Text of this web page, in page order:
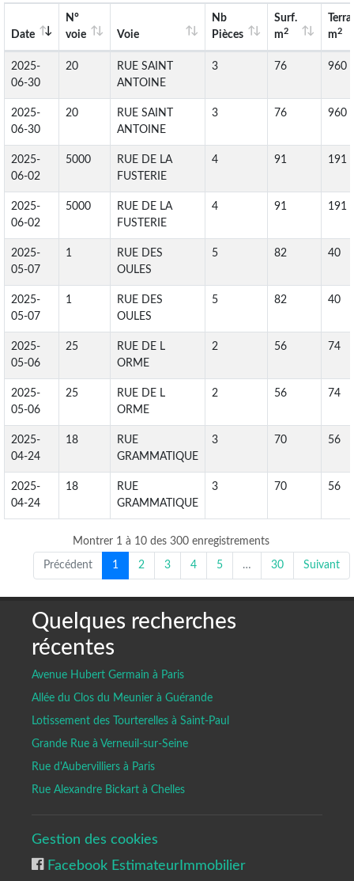
Date
N°
voie
Voie
Nb
Pièces
Surf.
m2
m2
2025-
06-30
20
RUE SAINT
ANTOINE
3 76 960
2025-
06-30
20
RUE SAINT
ANTOINE
3 76 960
2025-
06-02
5000
RUE DE LA
FUSTERIE
4 91 191
2025-
06-02
5000
RUE DE LA
FUSTERIE
4 91 191
2025-
05-07
1
RUE DES
OULES
5 82 40
2025-
05-07
1
RUE DES
OULES
5 82 40
2025-
05-06
25
RUE DE L
ORME
2 56 74
2025-
05-06
25
RUE DE L
ORME
2 56 74
2025-
04-24
18
RUE
GRAMMATIQUE
3 70 56
2025-
04-24
18
RUE
GRAMMATIQUE
3 70 56
Montrer 1 à 10 des 300 enregistrements
Précédent 1 2 3 4 5 … 30 Suivant
Quelques recherches
récentes
Avenue Hubert Germain à Paris
Allée du Clos du Meunier à Guérande
Lotissement des Tourterelles à Saint-Paul
Grande Rue à Verneuil-sur-Seine
Rue d'Aubervilliers à Paris
Rue Alexandre Bickart à Chelles
Gestion des cookies
Facebook EstimateurImmobilier